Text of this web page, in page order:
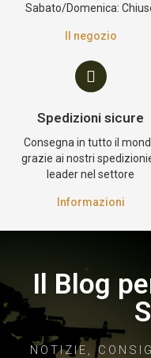
Sabato/Domenica:
Il negozio
Spedizioni sicure
Consegna in tutto il
grazie ai nostri
leader nel settore
Informazioni
Il Blog
NOTIZIE,